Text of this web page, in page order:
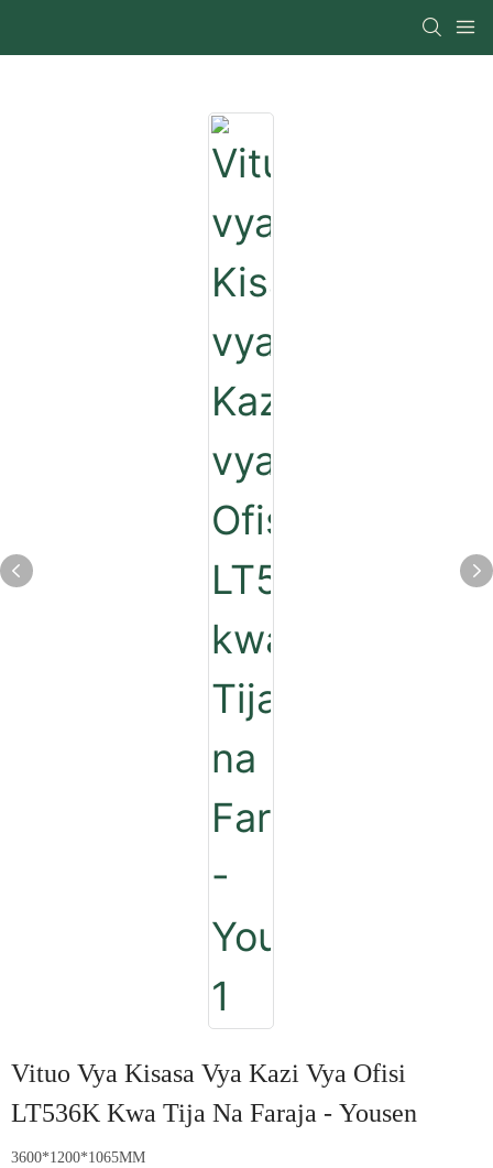
Vituo Vya Kisasa Vya Kazi Vya Ofisi
LT536K Kwa Tija Na Faraja - Yousen
3600*1200*1065MM